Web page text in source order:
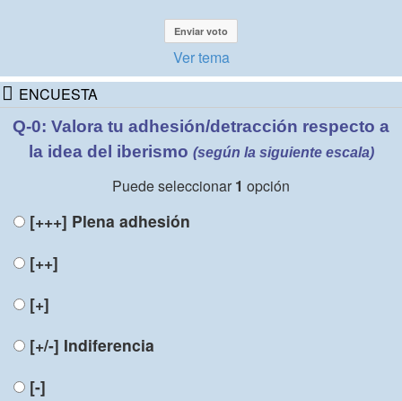
Ver tema
ENCUESTA
Q-0: Valora tu adhesión/detracción respecto a
la idea del iberismo (según la siguiente escala)
Puede seleccionar 1 opción
[+++] Plena adhesión
[++]
[+]
[+/-] Indiferencia
[-]